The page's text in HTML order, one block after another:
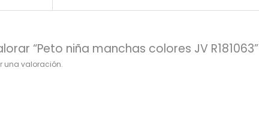
“Peto niña manchas colores JV R181063”
una valoración.